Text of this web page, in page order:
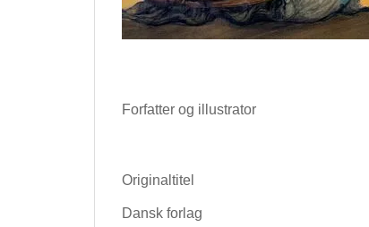
Forfatter og illustrator
Originaltitel
Dansk forlag